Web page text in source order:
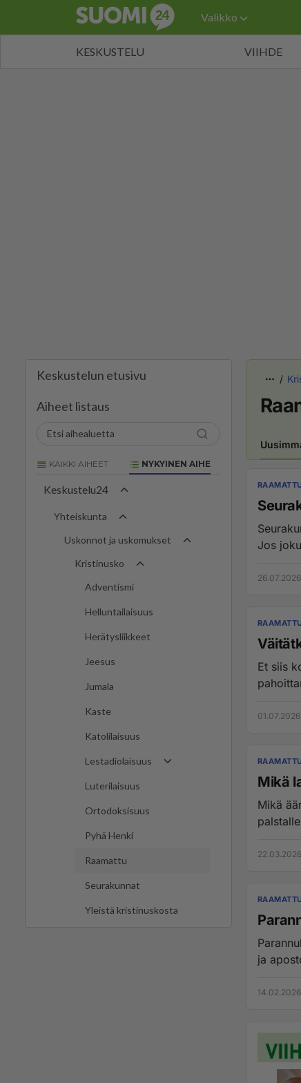
Valikko
KESKUSTELU VIIHDE
Keskustelun etusivu
Aiheet listaus
KAIKKI AIHEET NYKYINEN AIHE
Keskustelu24
Yhteiskunta
Uskonnot ja uskomukset
Kristinusko
Adventismi
Helluntailaisuus
Herätysliikkeet
Jeesus
Jumala
Kaste
Katolilaisuus
Lestadiolaisuus
Luterilaisuus
Ortodoksisuus
Pyhä Henki
Raamattu
Seurakunnat
Yleistä kristinuskosta
Jos
Et siis
Mikä
Mikä
ja